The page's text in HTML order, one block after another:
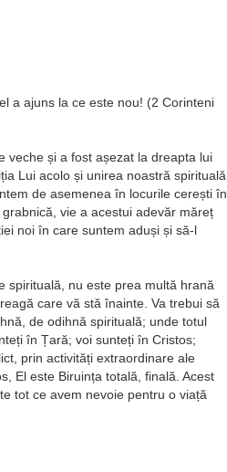
a ajuns la ce este nou! (2 Corinteni
veche și a fost așezat la dreapta lui
Lui acolo și unirea noastră spirituală
de asemenea în locurile cerești în
vie a acestui adevăr măreț
noi în care suntem aduși și să-l
spirituală, nu este prea multă hrană
care vă stă înainte. Va trebui să
de odihnă spirituală; unde totul
în Țară; voi sunteți în Cristos;
prin activități extraordinare ale
El este Biruința totală, finală. Acest
tot ce avem nevoie pentru o viață